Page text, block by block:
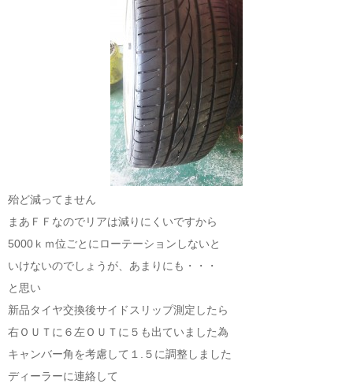
殆ど減ってません
まあＦＦなのでリアは減りにくいですから
5000ｋｍ位ごとにローテーションしないと
いけないのでしょうが、あまりにも・・・
と思い
新品タイヤ交換後サイドスリップ測定したら
右ＯＵＴに６左ＯＵＴに５も出ていました為
キャンバー角を考慮して１.５に調整しました
ディーラーに連絡して